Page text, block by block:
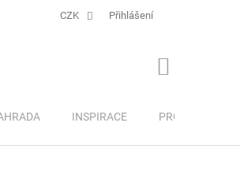
CZK Přihlášení
INSPIRACE PRO DĚTI